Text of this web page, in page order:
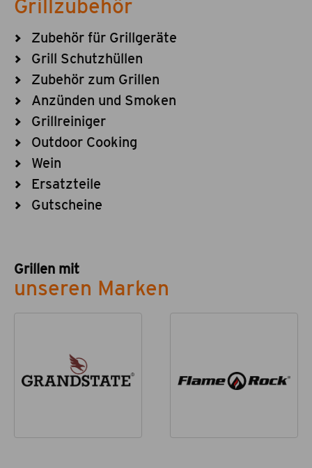
Grillzubehör
Zubehör für Grillgeräte
Grill Schutzhüllen
Zubehör zum Grillen
Anzünden und Smoken
Grillreiniger
Outdoor Cooking
Wein
Ersatzteile
Gutscheine
Grillen mit
unseren Marken